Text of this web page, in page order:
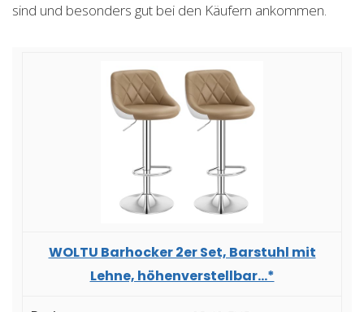
sind und besonders gut bei den Käufern ankommen.
WOLTU Barhocker 2er Set, Barstuhl mit
Lehne, höhenverstellbar...*